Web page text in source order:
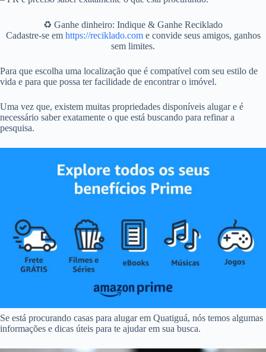
♻️ Ganhe dinheiro: Indique & Ganhe Reciklado
Cadastre-se em https://reciklado.come convide seus amigos, ganhos
sem limites.
Para que escolha uma localização que é compatível com seu estilo de
vida e para que possa ter facilidade de encontrar o imóvel.
Uma vez que, existem muitas propriedades disponíveis alugar e é
necessário saber exatamente o que está buscando para refinar a
pesquisa.
Se está procurando casas para alugar em Quatiguá, nós temos algumas
informações e dicas úteis para te ajudar em sua busca.